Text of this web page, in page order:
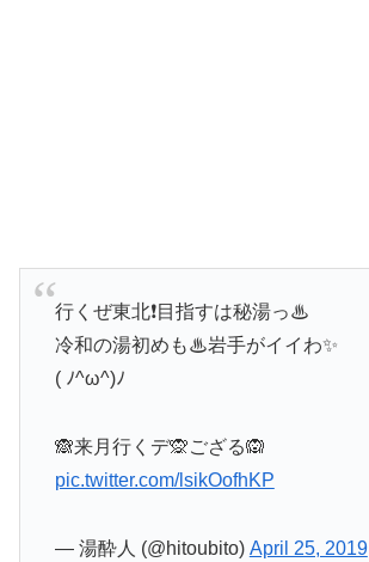
行くぜ東北❗目指すは秘湯っ♨
冷和の湯初めも♨岩手がイイわ✨
( ﾉ^ω^)ﾉ
🙈来月行くデ🙊ござる🙉
pic.twitter.com/lsikOofhKP
— 湯酔人 (@hitoubito) April 25, 2019